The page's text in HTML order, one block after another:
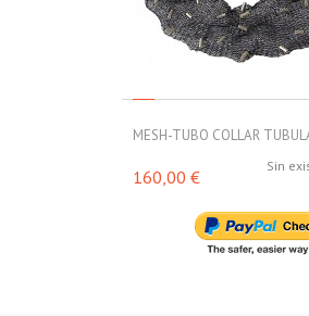
MESH-TUBO COLLAR
Sin
160,00 €